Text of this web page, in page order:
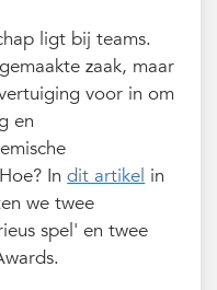
ligt bij teams.
zaak, maar
voor in om
en
Indit artikel in
we twee
spel' en twee